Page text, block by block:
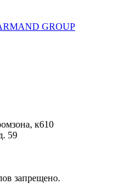
GROUP
к610
59
запрещено.